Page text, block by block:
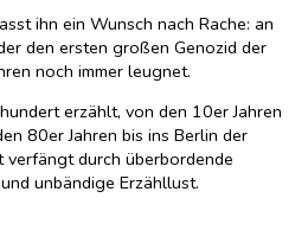
ihn ein Wunsch nach Rache: an
den ersten großen Genozid der
noch immer leugnet.
erzählt, von den 10er Jahren
80er Jahren bis ins Berlin der
verfängt durch überbordende
unbändige Erzähllust.